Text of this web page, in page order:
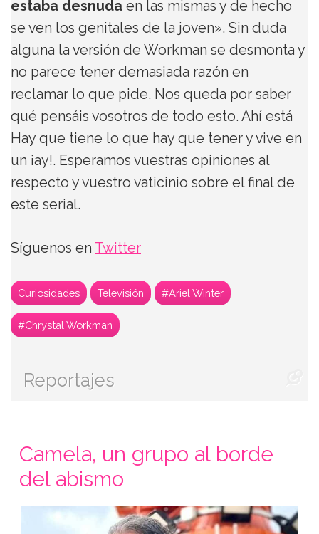
estaba desnuda en las mismas y de hecho
se ven los genitales de la joven». Sin duda
alguna la versión de Workman se desmonta y
no parece tener demasiada razón en
reclamar lo que pide. Nos queda por saber
qué pensáis vosotros de todo esto. Ahí está
Hay que tiene lo que hay que tener y vive en
un ¡ay!. Esperamos vuestras opiniones al
respecto y vuestro vaticinio sobre el final de
este serial.
Síguenos en Twitter
Curiosidades Televisión #Ariel Winter
#Chrystal Workman
Reportajes
Camela, un grupo al borde
del abismo